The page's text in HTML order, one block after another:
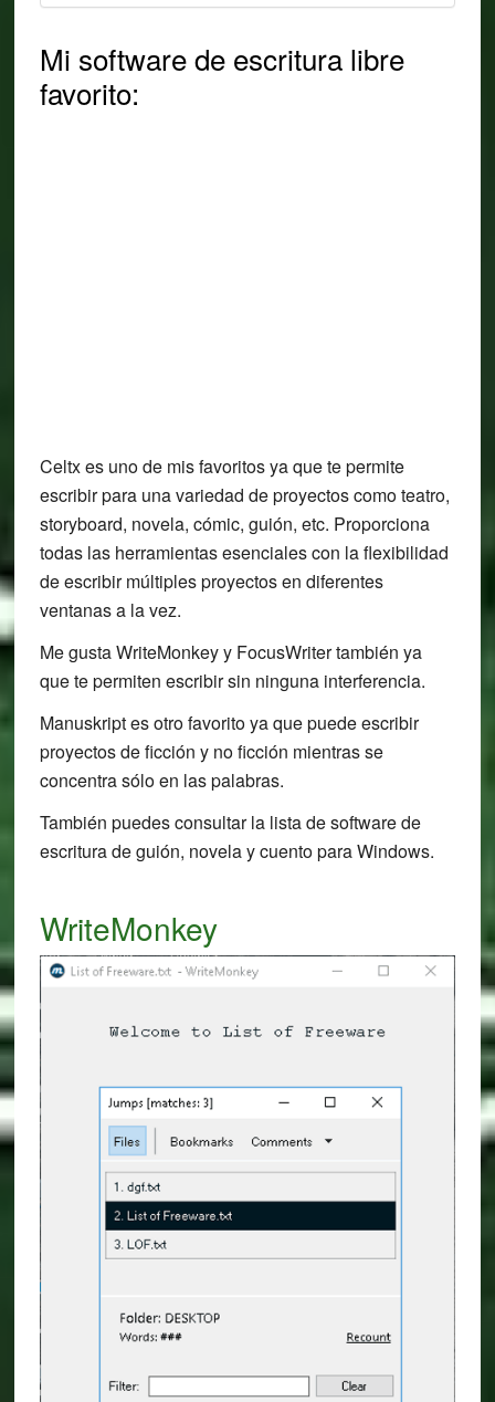
Mi software de escritura libre
favorito:
Celtx es uno de mis favoritos ya que te permite
escribir para una variedad de proyectos como teatro,
storyboard, novela, cómic, guión, etc. Proporciona
todas las herramientas esenciales con la flexibilidad
de escribir múltiples proyectos en diferentes
ventanas a la vez.
Me gusta WriteMonkey y FocusWriter también ya
que te permiten escribir sin ninguna interferencia.
Manuskript es otro favorito ya que puede escribir
proyectos de ficción y no ficción mientras se
concentra sólo en las palabras.
También puedes consultar la lista de software de
escritura de guión, novela y cuento para Windows.
WriteMonkey